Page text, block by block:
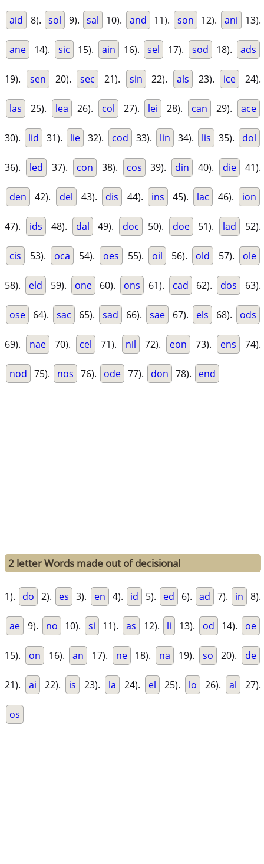
aid 8). sol 9). sal 10). and 11). son 12). ani 13).
ane 14). sic 15). ain 16). sel 17). sod 18). ads
19). sen 20). sec 21). sin 22). als 23). ice 24).
las 25). lea 26). col 27). lei 28). can 29). ace
30). lid 31). lie 32). cod 33). lin 34). lis 35). dol
36). led 37). con 38). cos 39). din 40). die 41).
den 42). del 43). dis 44). ins 45). lac 46). ion
47). ids 48). dal 49). doc 50). doe 51). lad 52).
cis 53). oca 54). oes 55). oil 56). old 57). ole
58). eld 59). one 60). ons 61). cad 62). dos 63).
ose 64). sac 65). sad 66). sae 67). els 68). ods
69). nae 70). cel 71). nil 72). eon 73). ens 74).
nod 75). nos 76). ode 77). don 78). end
2 letter Words made out of decisional
1). do 2). es 3). en 4). id 5). ed 6). ad 7). in 8).
ae 9). no 10). si 11). as 12). li 13). od 14). oe
15). on 16). an 17). ne 18). na 19). so 20). de
21). ai 22). is 23). la 24). el 25). lo 26). al 27).
os